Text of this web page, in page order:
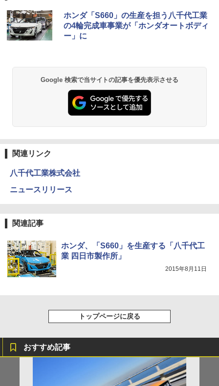
ホンダ「S660」の生産を担う八千代工業
の4輪完成車事業が「ホンダオートボディ
ー」に
Google 検索で当サイトの記事を優先表示させる
関連リンク
八千代工業株式会社
ニュースリリース
関連記事
ホンダ、「S660」を生産する「八千代工
業 四日市製作所」
2015年8月11日
トップページに戻る
おすすめ記事